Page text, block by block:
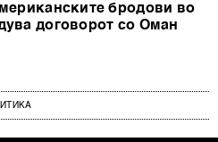
бродови во
договорот со Оман